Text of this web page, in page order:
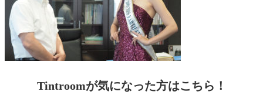
Tintroomが気になった方はこちら！